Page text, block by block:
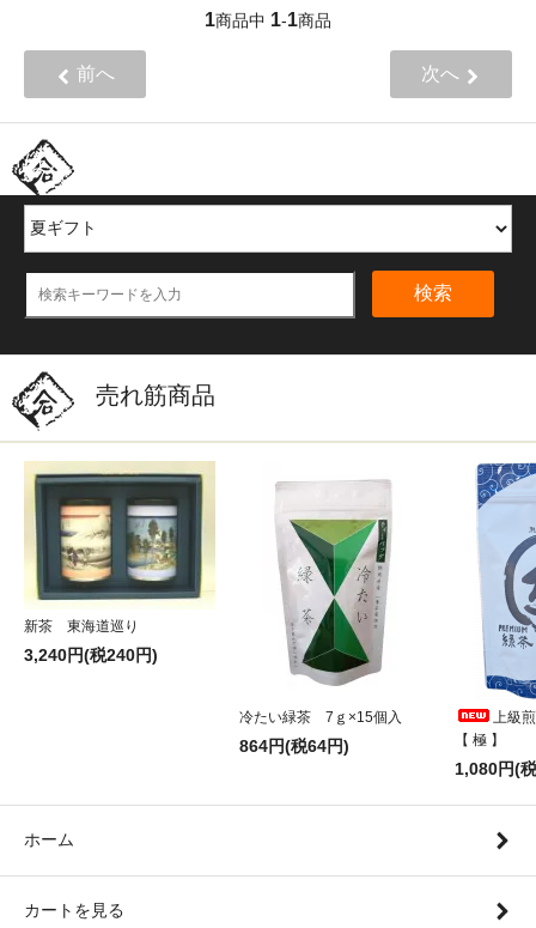
1商品中 1-1商品
前へ 次へ
ほかの商品を探す
検索
売れ筋商品
新茶 東海道巡り
3,240円(税240円)
冷たい緑茶 7ｇ×15個入
864円(税64円)
上級
【 極 】
1,080円(
ホーム
カートを見る